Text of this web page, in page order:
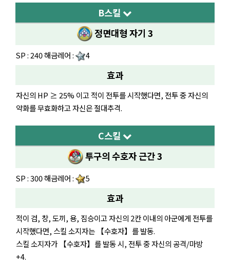
B스킬
정면대형 자기 3
SP : 240 해금레어 : 4
효과
자신의 HP ≥ 25% 이고 적이 전투를 시작했다면, 전투 중 자신의
약화를 무효화하고 자신은 절대추격.
C스킬
투구의 수호자 근간 3
SP : 300 해금레어 : 5
효과
적이 검, 창, 도끼, 용, 짐승이고 자신의 2칸 이내의 아군에게 전투를
시작했다면, 스킬 소지자는 【수호자】를 발동.
스킬 소지자가 【수호자】를 발동 시, 전투 중 자신의 공격/마방
+4.